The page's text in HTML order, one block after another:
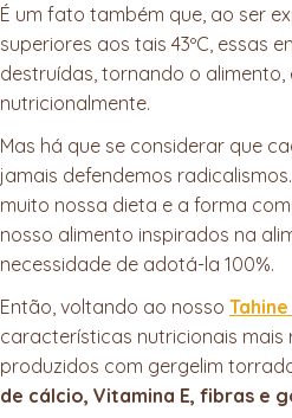
É um fato também que, ao ser
superiores aos tais 43ºC, essas
destruídas, tornando o alimento,
nutricionalmente.
Mas há que se considerar que
jamais defendemos
muito nossa dieta e a forma
nosso alimento inspirados na
necessidade de adotá-la 100%.
Então, voltando ao nosso Tahine
características nutricionais mais
produzidos com gergelim
de cálcio, Vitamina E, fibras e